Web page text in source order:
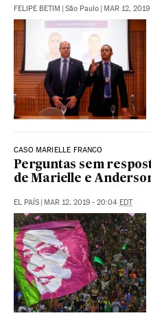
FELIPE BETIM | São Paulo | MAR 12,
CASO MARIELLE FRANCO
Perguntas sem
de Marielle e
EL PAÍS | MAR 12, 2019 - 20:04 EDT